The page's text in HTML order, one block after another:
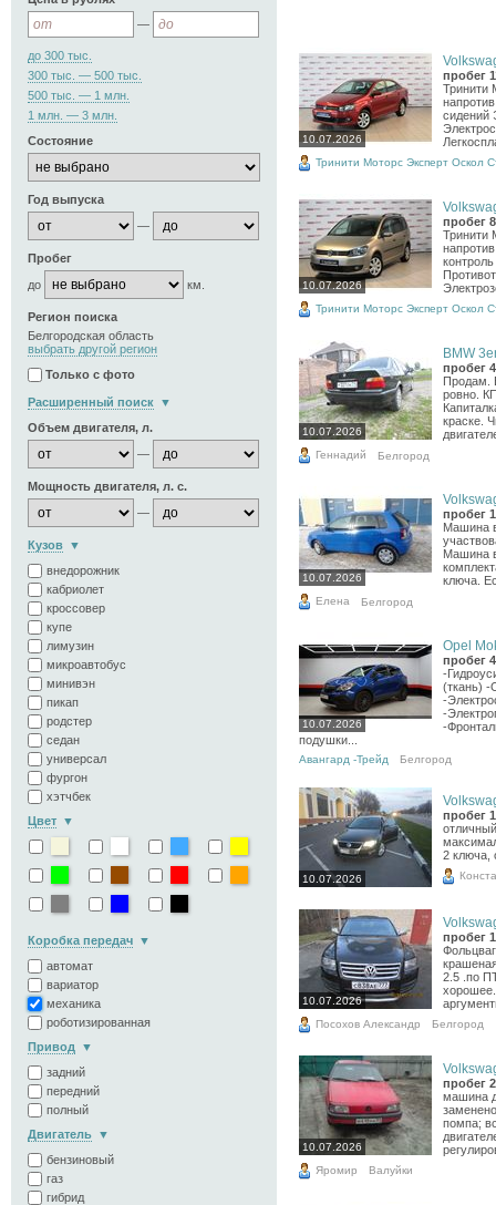
—
до 300 тыс.
300 тыс. — 500 тыс.
500 тыс. — 1 млн.
1 млн. — 3 млн.
Состояние
Год выпуска
—
Пробег
до
км.
Регион поиска
Белгородская область
выбрать другой регион
Только с фото
Расширенный поиск
Объем двигателя, л.
—
Мощность двигателя, л. с.
—
Кузов
внедорожник
кабриолет
кроссовер
купе
лимузин
микроавтобус
минивэн
пикап
родстер
седан
универсал
фургон
хэтчбек
Цвет
Коробка передач
автомат
вариатор
механика
роботизированная
Привод
задний
передний
полный
Двигатель
бензиновый
газ
гибрид
10.07.2026
пробег
Тринити
сидений
Тринити Моторс Эксперт Оскол
10.07.2026
пробег
Тринити
Тринити Моторс Эксперт Оскол
10.07.2026
BMW
пробег
Продам.
ровно.
краске.
Геннадий Белгород
10.07.2026
пробег
Машина
Машина
ключа.
Елена Белгород
10.07.2026
Opel
пробег
-
(ткань) -
-
-
-
подушки...
Авангард -Трейд Белгород
10.07.2026
пробег
2 ключа,
10.07.2026
пробег
2.5 .по
Посохов Александр Белгород
10.07.2026
пробег
машина
помпа;
Яромир Валуйки